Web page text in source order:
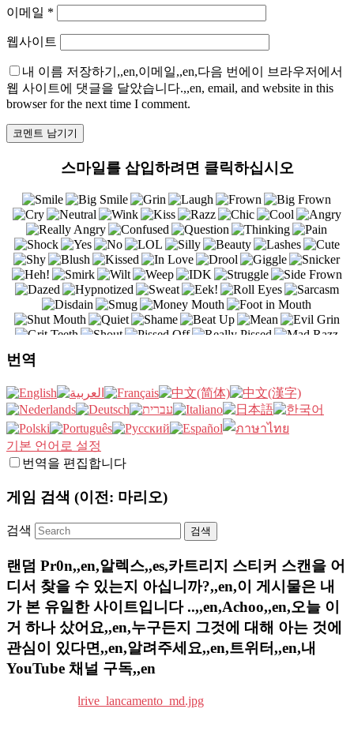
이메일 *
웹사이트
내 이름 저장하기,,en,이메일,,en,다음 번에이 브라우저에서
웹 사이트에 댓글을 달았습니다.,,en, email, and website in this
browser for the next time I comment.
스마일를 삽입하려면 클릭하십시오
번역
기본 언어로 설정
번역을 편집합니다
게임 검색 (이전: 마리오)
검색
랜덤 Pr0n,,en,알렉스,,es,카트리지 스티커 스캔을 어
디서 찾을 수 있는지 아십니까?,,en,이 게시물은 내
가 본 유일한 사이트입니다 ..,,en,Achoo,,en,오늘 이
거 하나 샀어요,,en,누구든지 그것에 대해 아는 것에
관심이 있다면,,en,알려주세요,,en,트위터,,en,내
YouTube 채널 구독,,en